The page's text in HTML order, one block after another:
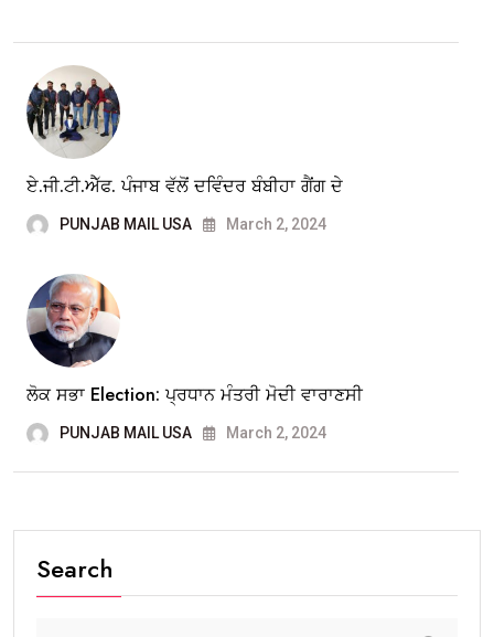
ਏ.ਜੀ.ਟੀ.ਐੱਫ. ਪੰਜਾਬ ਵੱਲੋਂ ਦਵਿੰਦਰ ਬੰਬੀਹਾ ਗੈਂਗ ਦੇ
PUNJAB MAIL USA March 2, 2024
ਲੋਕ ਸਭਾ Election: ਪ੍ਰਧਾਨ ਮੰਤਰੀ ਮੋਦੀ ਵਾਰਾਣਸੀ
PUNJAB MAIL USA March 2, 2024
Search